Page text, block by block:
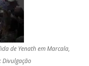
de Yenath em Marcala,
Divulgação